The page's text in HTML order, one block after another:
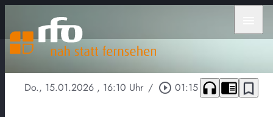
Do., 15.01.2026 , 16:10 Uhr / play_circle_outline 01:15 headphones chrome_reader_mode bookmark_border